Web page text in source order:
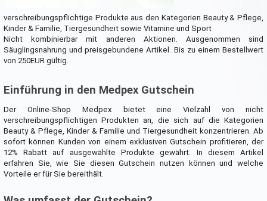
verschreibungspflichtige Produkte aus den Kategorien Beauty & Pflege,
Kinder & Familie, Tiergesundheit sowie Vitamine und Sport
Nicht kombinierbar mit anderen Aktionen. Ausgenommen sind
Säuglingsnahrung und preisgebundene Artikel. Bis zu einem Bestellwert
von 250EUR gültig.
Einführung in den Medpex Gutschein
Der Online-Shop Medpex bietet eine Vielzahl von nicht
verschreibungspflichtigen Produkten an, die sich auf die Kategorien
Beauty & Pflege, Kinder & Familie und Tiergesundheit konzentrieren. Ab
sofort können Kunden von einem exklusiven Gutschein profitieren, der
12% Rabatt auf ausgewählte Produkte gewährt. In diesem Artikel
erfahren Sie, wie Sie diesen Gutschein nutzen können und welche
Vorteile er für Sie bereithält.